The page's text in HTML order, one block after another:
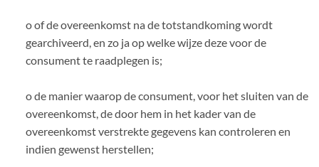
o of de overeenkomst na de totstandkoming wordt
gearchiveerd, en zo ja op welke wijze deze voor de
consument te raadplegen is;
o de manier waarop de consument, voor het sluiten van de
overeenkomst, de door hem in het kader van de
overeenkomst verstrekte gegevens kan controleren en
indien gewenst herstellen;